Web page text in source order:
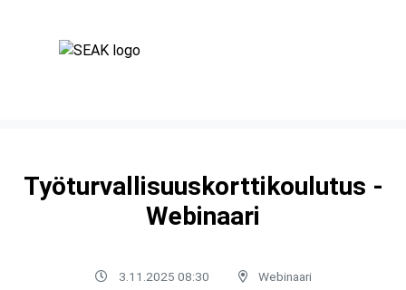
Työturvallisuuskorttikoulutus -
Webinaari
3.11.2025 08:30 Webinaari